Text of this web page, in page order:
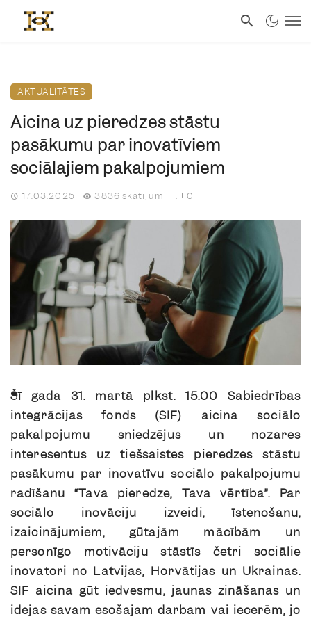
AKTUALITĀTES
Aicina uz pieredzes stāstu
pasākumu par inovatīviem
sociālajiem pakalpojumiem
17.03.2025 3836 skatījumi 0
Šī gada 31. martā plkst. 15.00 Sabiedrības
integrācijas fonds (SIF) aicina sociālo
pakalpojumu sniedzējus un nozares
interesentus uz tiešsaistes pieredzes stāstu
pasākumu par inovatīvu sociālo pakalpojumu
radīšanu “Tava pieredze, Tava vērtība”. Par
sociālo inovāciju izveidi, īstenošanu,
izaicinājumiem, gūtajām mācībām un
personīgo motivāciju stāstīs četri sociālie
inovatori no Latvijas, Horvātijas un Ukrainas.
SIF aicina gūt iedvesmu, jaunas zināšanas un
idejas savam esošajam darbam vai iecerēm, jo